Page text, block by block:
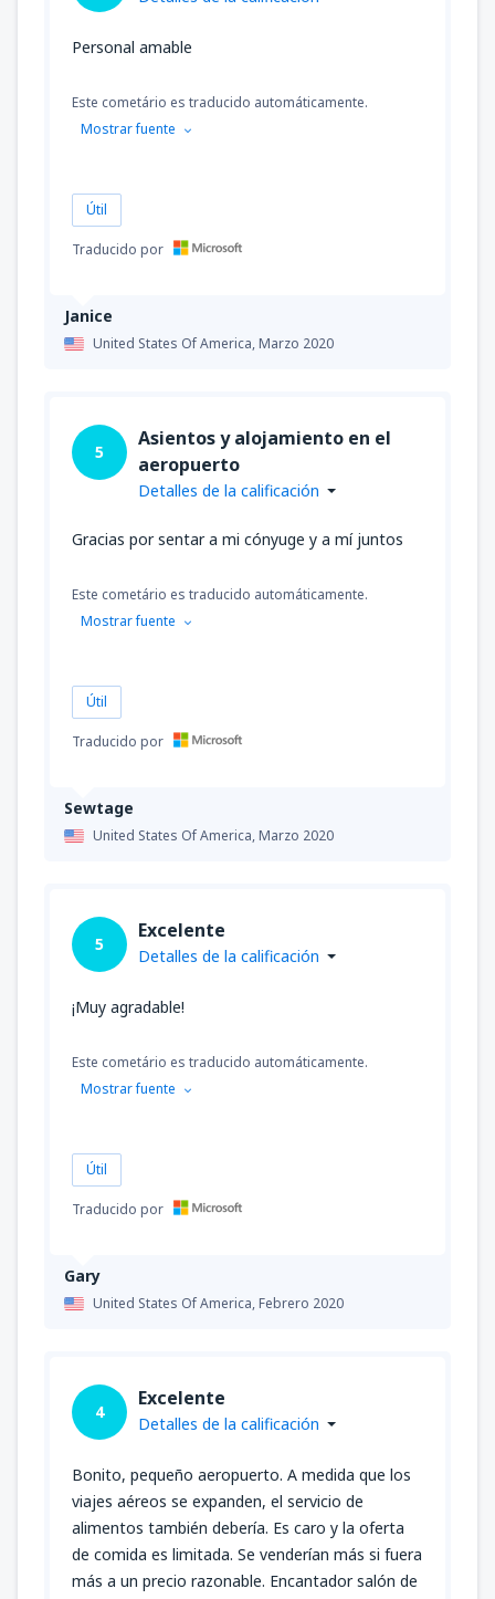
Janice
United States Of America,Marzo 2020
Personal amable
Este cometário es traducido automáticamente.
Mostrar fuente
Útil
Traducido por
Sewtage
United States Of America,Marzo 2020
5
Asientos y alojamiento en el
aeropuerto
Detalles de la calificación
Gracias por sentar a mi cónyuge y a mí juntos
Este cometário es traducido automáticamente.
Mostrar fuente
Útil
Traducido por
Gary
United States Of America,Febrero 2020
5
Excelente
Detalles de la calificación
¡Muy agradable!
Este cometário es traducido automáticamente.
Mostrar fuente
Útil
Traducido por
4
Excelente
Detalles de la calificación
Bonito, pequeño aeropuerto. A medida que los
viajes aéreos se expanden, el servicio de
alimentos también debería. Es caro y la oferta
de comida es limitada. Se venderían más si fuera
más a un precio razonable. Encantador salón de